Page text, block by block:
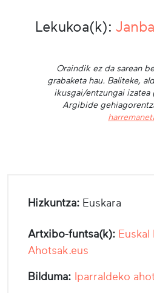
Lekukoa(k):
Oraindik ez da sarean
grabaketa hau. Baliteke,
ikusgai/entzungai izatea
Argibide
Hizkuntza: Euskara
Artxibo-funtsa(k):
Ahotsak.eus
Bilduma: Iparraldeko